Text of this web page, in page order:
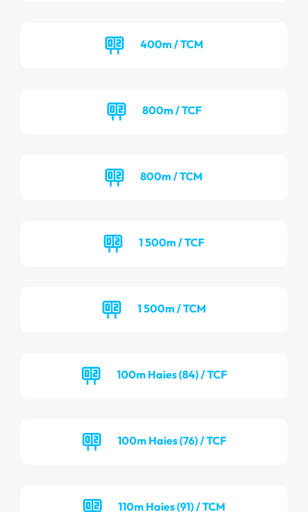
400m / TCM
800m / TCF
800m / TCM
1 500m / TCF
1 500m / TCM
100m Haies (84) / TCF
100m Haies (76) / TCF
110m Haies (91) / TCM